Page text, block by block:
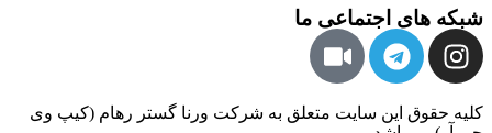
شبکه های اجتماعی ما
کلیه حقوق این سایت متعلق به شرکت ورنا گستر رهام (کیپ وی